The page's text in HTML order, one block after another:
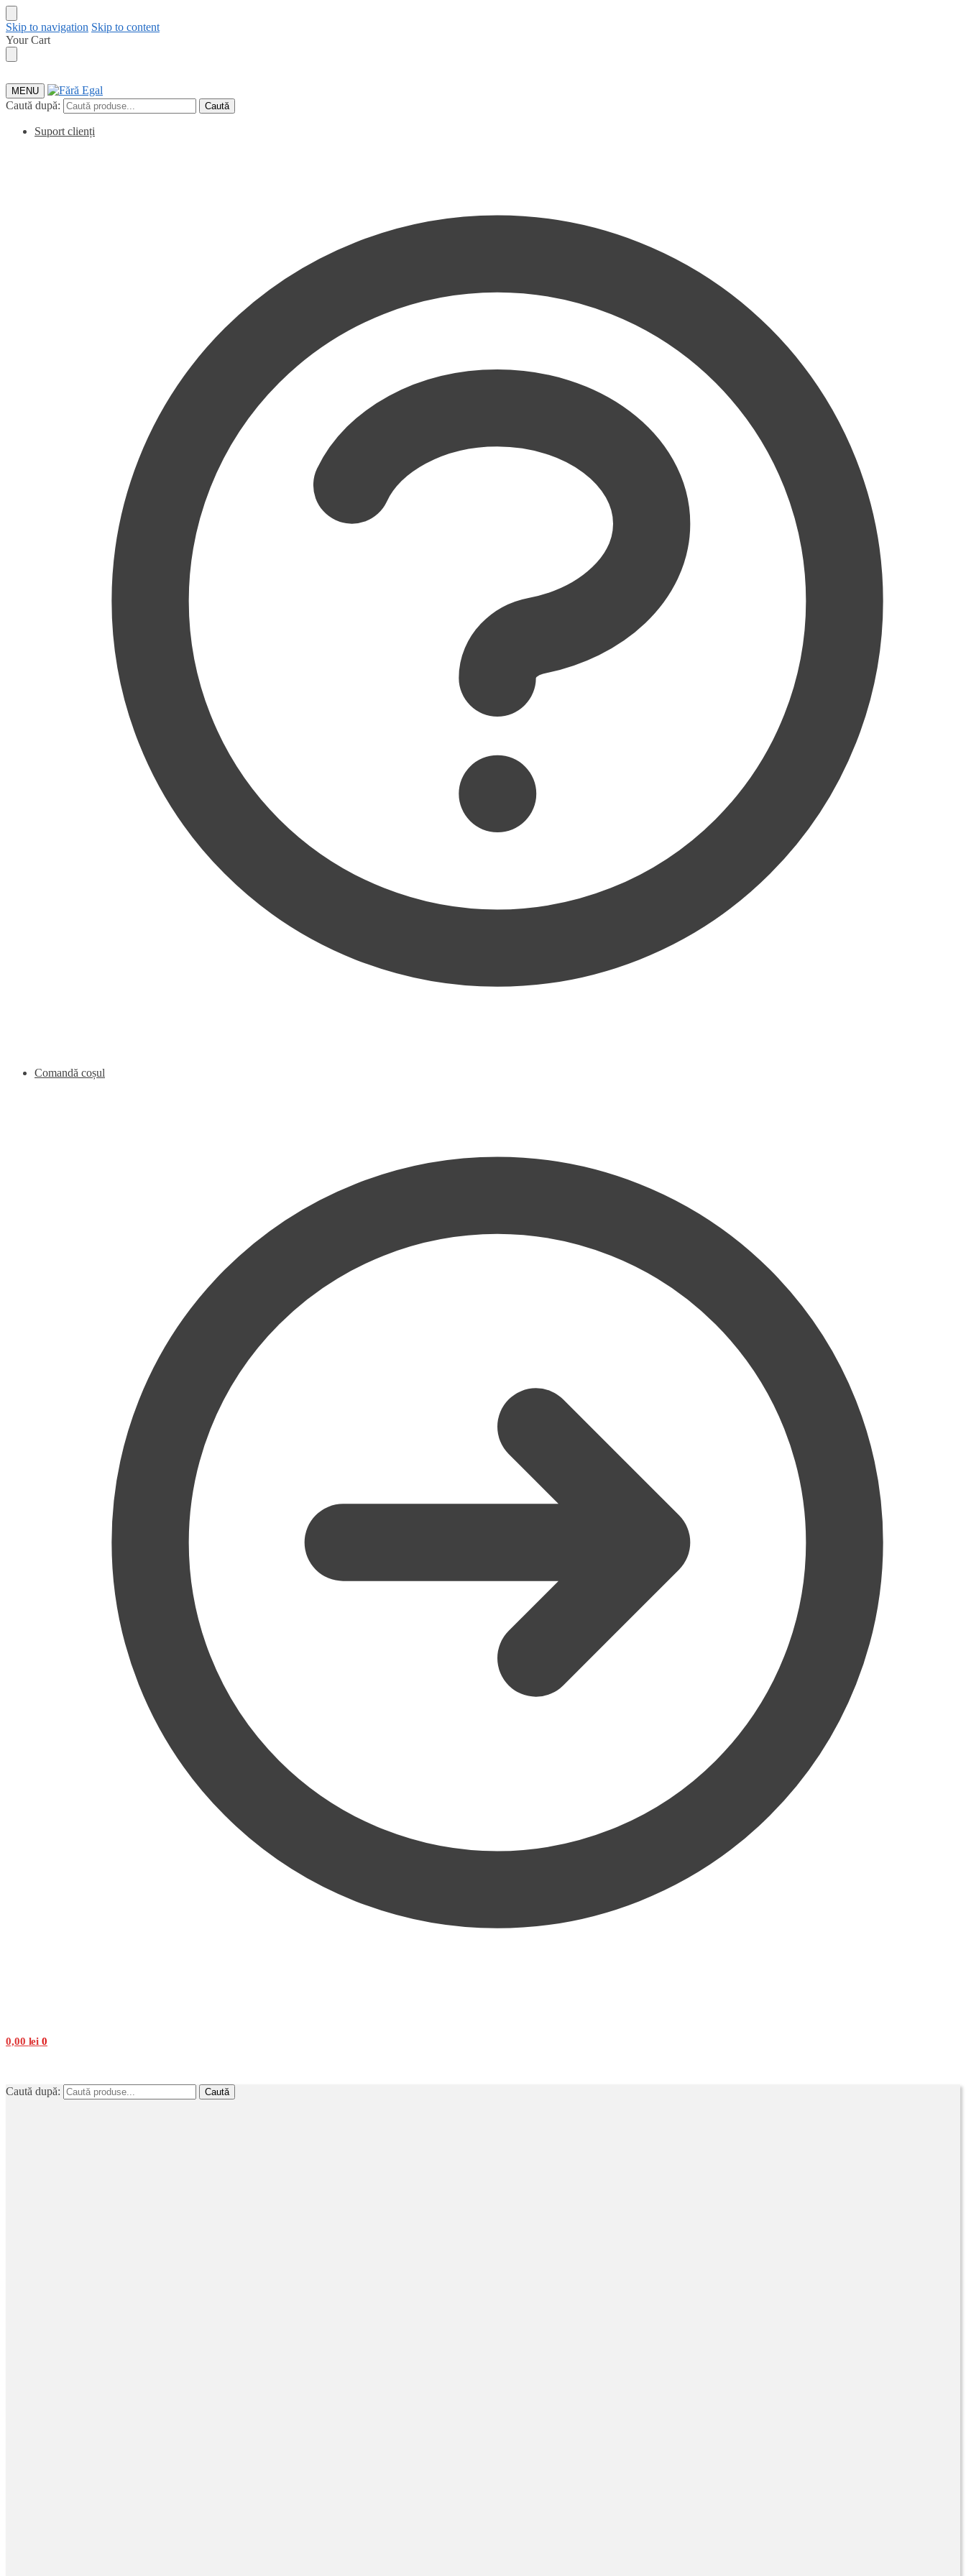
Skip to navigation Skip to content
Your Cart
MENU
Caută după: Caută
Suport clienți
Comandă coșul
0,00 lei 0
Caută după: Caută